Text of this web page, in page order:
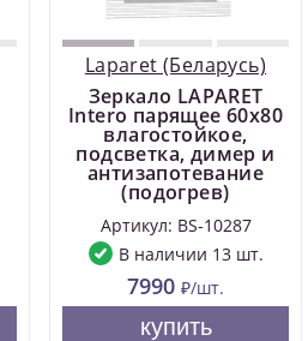
Laparet (Беларусь)
Зеркало LAPARET
Intero парящее 60х80
влагостойкое,
подсветка, димер и
антизапотевание
(подогрев)
Артикул: BS-10287
В наличии 13 шт.
7990 ₽/шт.
купить